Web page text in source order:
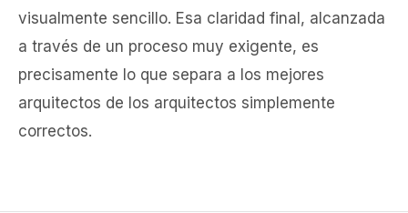
visualmente sencillo. Esa claridad final, alcanzada
a través de un proceso muy exigente, es
precisamente lo que separa a los mejores
arquitectos de los arquitectos simplemente
correctos.